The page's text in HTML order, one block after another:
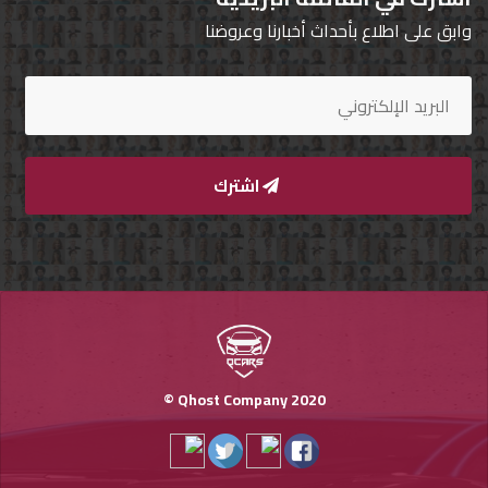
تسجيل
الدخول
English
السيارات
مطلوب
وابق على اطلاع بأحداث أخبارنا وعروضنا
اشترك
Qhost Company 2020 ©